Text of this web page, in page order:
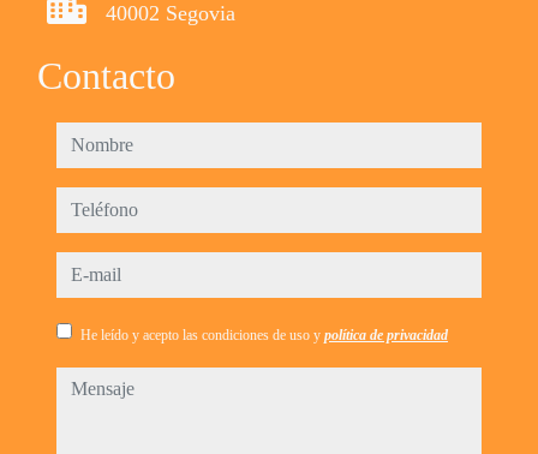
40002 Segovia
Contacto
nombre
teléfono
e-mail
He leído y acepto las condiciones de uso y política de privacidad
mensaje